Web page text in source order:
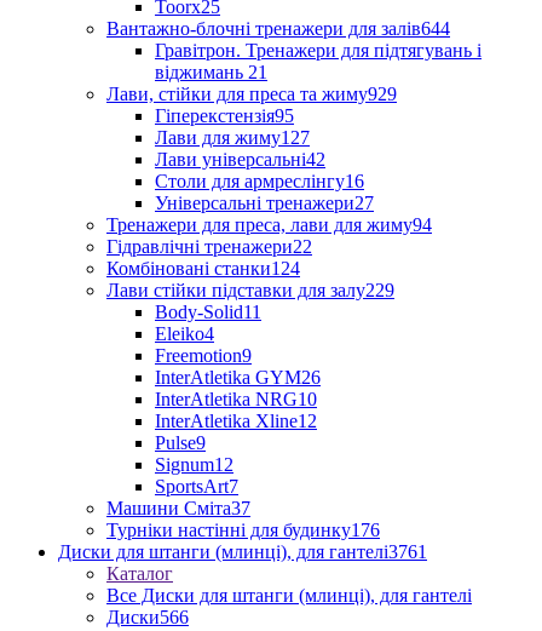
Toorx25
Вантажно-блочні тренажери для залів644
Гравітрон. Тренажери для підтягувань і
віджимань 21
Лави, стійки для преса та жиму929
Гіперекстензія95
Лави для жиму127
Лави універсальні42
Столи для армреслінгу16
Універсальні тренажери27
Тренажери для преса, лави для жиму94
Гідравлічні тренажери22
Комбіновані станки124
Лави стійки підставки для залу229
Body-Solid11
Eleiko4
Freemotion9
InterAtletika GYM26
InterAtletika NRG10
InterAtletika Xline12
Pulse9
Signum12
SportsArt7
Машини Сміта37
Турніки настінні для будинку176
Диски для штанги (млинці), для гантелі3761
Каталог
Все Диски для штанги (млинці), для гантелі
Диски566